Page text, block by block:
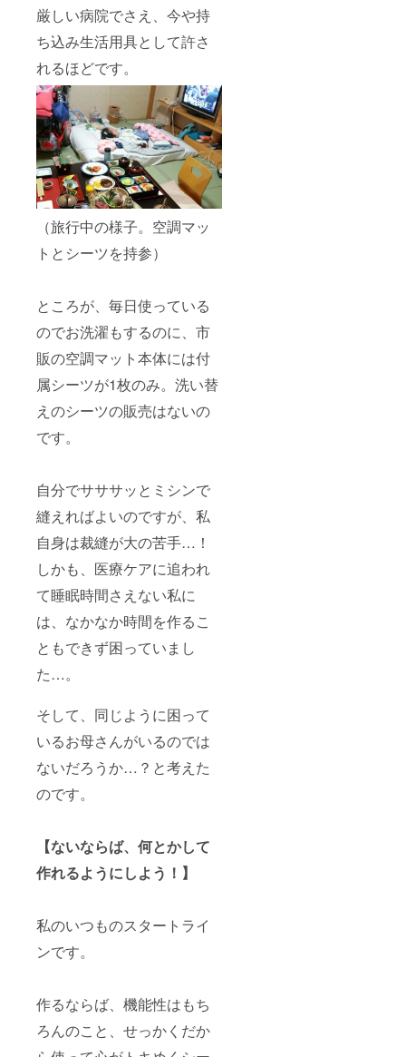
厳しい病院でさえ、今や持
ち込み生活用具として許さ
れるほどです。
（旅行中の様子。空調マッ
トとシーツを持参）
ところが、毎日使っている
のでお洗濯もするのに、市
販の空調マット本体には付
属シーツが1枚のみ。洗い替
えのシーツの販売はないの
です。
自分でサササッとミシンで
縫えればよいのですが、私
自身は裁縫が大の苦手…！
しかも、医療ケアに追われ
て睡眠時間さえない私に
は、なかなか時間を作るこ
ともできず困っていまし
た…。
そして、同じように困って
いるお母さんがいるのでは
ないだろうか…？と考えた
のです。
【ないならば、何とかして
作れるようにしよう！】
私のいつものスタートライ
ンです。
作るならば、機能性はもち
ろんのこと、せっかくだか